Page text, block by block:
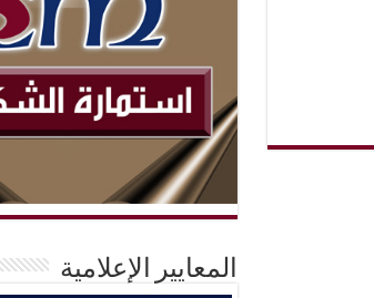
المعايير الإعلامية